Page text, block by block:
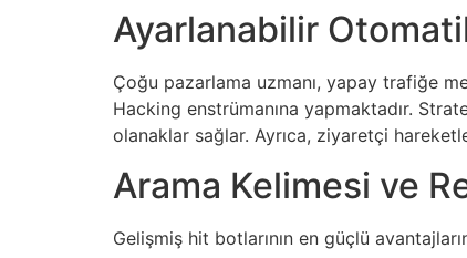
Ayarlanabilir
Çoğu pazarlama uzmanı, yapay trafiğe
Hacking enstrümanına yapmaktadır.
olanaklar sağlar. Ayrıca, ziyaretçi
Arama Kelimesi ve
Gelişmiş hit botlarının en güçlü